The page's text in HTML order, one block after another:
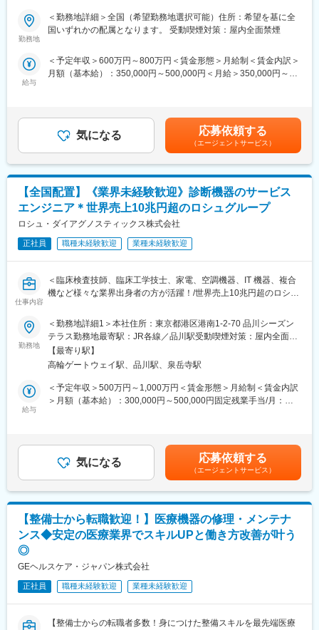
■やりがい
上させ、患者さんの命を救うことにつながります。新製品導入に
携われることができ、技術的な知識とスキルを磨きながら、医療
■担当製品：
・3Dマッピングシステム
診断と治療（マッピング・アブレーション）が一体化の新モデ
ル。患者の合併症のリスクを限りなく低減することに成功した他
社にはない新製品。
https://www.medtronic.com/jp-ja/our-company/press/2025-06-
affera-mapping-ablation-system.html
■企業の魅力／特徴
体外型ペースメーカの開発やリードレスペースメーカ、手術支援
変更の範囲：会社の定める業務
て、担当エリアでの売上拡大に貢献いただきます。※担当エリア…
お住いの地域やご希望を加味して決定します。
【ジョイントリプレースメント/サージカル事業本部】
人工関節手術用製品、手術室用備品 人工関節関連製品において高
貢献しています。 長年にわたって築き上げた技術を活かし、患者
さんだけではなく医療従事者の 健康や労働環境にも配慮した手術
室装備品にも注力し、医療に貢献しています。
＊CAS=Computer-Assisted Surgery ナビゲーションシステムやロ
ボティクス技術を用いた手術支援システム
■業務詳細
・担当する製品の提案、技術サポート
・医療機関へのサポート（手術立ち会い、勉強・セミナーの主催
など）
・各種学会への参加
配属先の「ジョイントリプレースメント/サージカル事業本部」
は、数ある同社の事業部の中で最も売上比率の大きい事業部の一
つです。慢性的な関節疾患に用いる人工関節や、業界随一のシェ
アを誇る整形外科用手術ロボット「Mako」のほか、手術現場の課
題を解決するための様々なデバイスを取り扱っています。
■研修について
■働き方に関して
基本的に直行直帰スタイルですので、柔軟な働き方が可能です。
等は滅多に発生しません。
■キャリアパス
部内でのキャリアパス以外にも、マーケティングやトレーニング
る社内公募制度がございます。また、女性活躍も推進しており、
勤務地
＜勤務地詳細＞全国（希望勤務地選択可能）住所：希望を基に全
国いずれかの配属となります。 受動喫煙対策：屋内全面禁煙
給与
＜予定年収＞600万円～800万円＜賃金形態＞月給制＜賃金内訳＞
月額（基本給）：350,000円～500,000円＜月給＞350,000円～
可能性があります。賃金はあくまでも目安の金額であり、選考を
通じて上下する可能性があります。月給(月額)は固定手当を含めた
表記です。
気になる 応募依頼する
（エージェントサービス）
【全国配置】《業界未経験歓迎》診断機器のサービス
エンジニア＊世界売上10兆円超のロシュグループ
ロシュ・ダイアグノスティックス株式会社
正社員 職種未経験歓迎 業種未経験歓迎
仕事内容
＜臨床検査技師、臨床工学技士、家電、空調機器、IT 機器、複合
機など様々な業界出身者の方が活躍！/世界売上10兆円超のロシュ
業20時間/夜間呼び出しほとんどなし/直行直属/研修体制充実＞
■求人概要：
フィールドサービスエンジニア職として、当社製品の新規据付、
保守点検をお任せいたします。コロナ禍以降、医療や検査の意義
が更に高まりニーズが増加する中での増員採用となります。社会
貢献、顧客への価値向上意識が高く、自身の専門性を高めたい方
・当社検査機器の新規据付
・ユーザー（臨床検査技師）に対する機器の操作説明
※保守点検は契約締結や請求業務はありますが、契約目標などの予
算はありません。
※緊急時の一次対応はコールセンターが対応です。二次対応として
医療機関や検査センターで使用される臨床検査機器になります。
査の質や生産性向上に貢献することができます。実際に本ポジシ
勤務地
＜勤務地詳細1＞本社住所：東京都港区港南1-2-70 品川シーズン
テラス勤務地最寄駅：JR各線／品川駅受動喫煙対策：屋内全面禁
煙＜勤務地詳細2＞全国（エリア確約不可）住所：全国いずれかの
配属となります。 受動喫煙対策：敷地内喫煙可能場所あり変更の
【最寄り駅】
高輪ゲートウェイ駅、品川駅、泉岳寺駅
給与
＜予定年収＞500万円～1,000万円＜賃金形態＞月給制＜賃金内訳
＞月額（基本給）：300,000円～500,000円固定残業手当/月：
でのご経験に応じ、決定します。賃金はあくまでも目安の金額で
あり、選考を通じて上下する可能性があります。月給(月額)は固定
手当を含めた表記です。
気になる 応募依頼する
（エージェントサービス）
【整備士から転職歓迎！】医療機器の修理・メンテナ
ンス◆安定の医療業界でスキルUPと働き方改善が叶う
◎
GEヘルスケア・ジャパン株式会社
正社員 職種未経験歓迎 業種未経験歓迎
【整備士からの転職者多数！身につけた整備スキルを最先端医療